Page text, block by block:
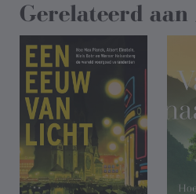
Gerelateerd aan